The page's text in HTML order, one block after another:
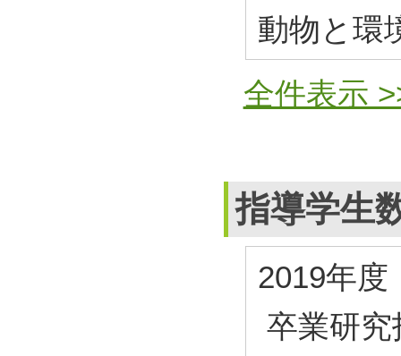
動物と環
全件表示
指導学生
2019年度
卒業研